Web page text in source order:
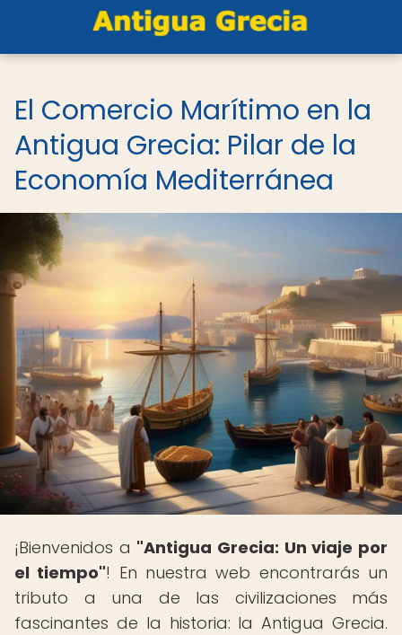
El Comercio Marítimo en la
Antigua Grecia: Pilar de la
Economía Mediterránea
¡Bienvenidos a "Antigua Grecia: Un viaje por
el tiempo"! En nuestra web encontrarás un
tributo a una de las civilizaciones más
fascinantes de la historia: la Antigua Grecia.